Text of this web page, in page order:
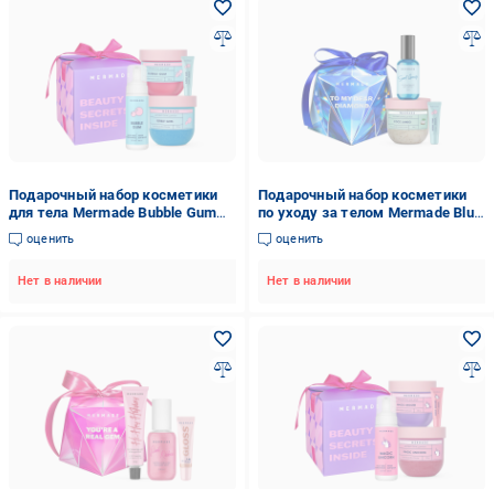
Подарочный набор косметики
для тела Mermade Bubble Gum
Party для женщин 4 средства
оценить
Нет в наличии
Подарочный набор косметики
по уходу за телом Mermade Blue
Crystal 3в1 для женщин
оценить
Нет в наличии